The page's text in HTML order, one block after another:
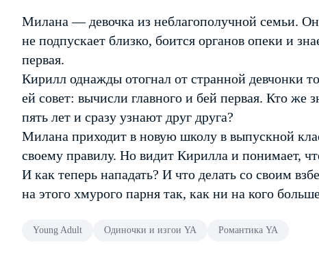
Милана — девочка из неблагополучной семьи.
не подпускает близко, боится органов опеки и
первая.
Кирилл однажды отогнал от странной девчонки
ей совет: вычисли главного и бей первая. Кто же
пять лет и сразу узнают друг друга?
Милана приходит в новую школу в выпускной
своему правилу. Но видит Кирилла и понимает,
И как теперь нападать? И что делать со своим
на этого хмурого парня так, как ни на кого
Young Adult Одиночки и изгои YA Романтика YA